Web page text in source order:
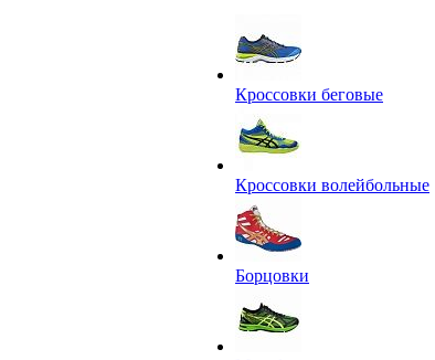
Кроссовки беговые
Кроссовки волейбольные
Борцовки